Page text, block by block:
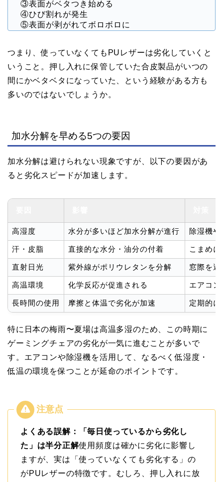
③表面がベタつき始める
④ひび割れが発生
⑤表面が剥がれてボロボロに
つまり、使っていなくてもPUレザーは劣化していくと
いうこと。押し入れに保管していた合皮製品がいつの
間にかベタベタになっていた、という経験がある方も
多いのではないでしょうか。
加水分解を早める5つの要因
加水分解は避けられない現象ですが、以下の要因があ
ると劣化スピードが加速します。
高湿度 水分が多いほど加水分解が進行 除湿機
汗・皮脂 直接的な水分・油分の付着 こまめ
直射日光 紫外線がポリウレタンを分解 窓際を
高温環境 化学反応が促進される エアコ
長時間の使用 摩擦と体温で劣化が加速 定期的
特に日本の梅雨〜夏場は高温多湿のため、この時期に
ゲーミングチェアの劣化が一気に進むことが多いで
す。エアコンや除湿機を活用して、なるべく低湿度・
低温の環境を保つことが延命のポイントです。
よくある誤解：「毎日使っているから劣化し
た」は半分正解使用頻度は確かに劣化に影響し
ますが、実は「使っていなくても劣化する」の
がPUレザーの特徴です。むしろ、押し入れに放